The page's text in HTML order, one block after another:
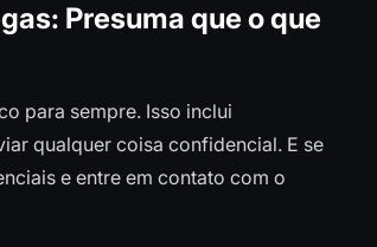
Presuma que o que
para sempre. Isso inclui
qualquer coisa confidencial. E se
e entre em contato com o